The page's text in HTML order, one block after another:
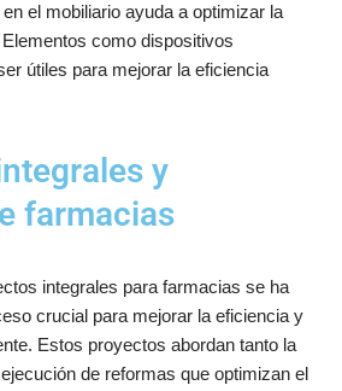
el mobiliario ayuda a optimizar la
como dispositivos
útiles para mejorar la eficiencia
y
farmacias
integrales para farmacias se ha
crucial para mejorar la eficiencia y
Estos proyectos abordan tanto la
de reformas que optimizan el